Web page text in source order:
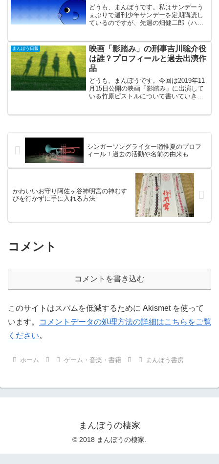
どうも、まんぼうです。私はサンデーう
ぇぶりで週刊少年サンデーを定期購読し
ているのですが、先週の畑健二郎（ハヤ
した。松江名俊と言えば【史上最強の弟
子ケンイチ】や【トキワ来...
まんぼう日報
映画「影踏み」の刑事吉川聡介役
は誰？プロフィールと過去出演作
品
どうも、まんぼうです。今回は2019年11
月15日公開の映画「影踏み」に出演して
いる竹原ピストルについて書いていきた
シンガーソングライター瑠惟夏のプロフ
ィール！過去の活動や名前の由来も
かわいいお守り阿佐ヶ谷神明宮の神むす
びを行かずに手に入れる方法
コメント
コメントを書き込む
このサイトはスパムを低減するために Akismet を使って
います。
コメントデータの処理方法の詳細はこちらをご覧
ください。
ホーム ゲーム・音楽・書籍 まんぼう書房
まんぼうの棲家
© 2018 まんぼうの棲家.